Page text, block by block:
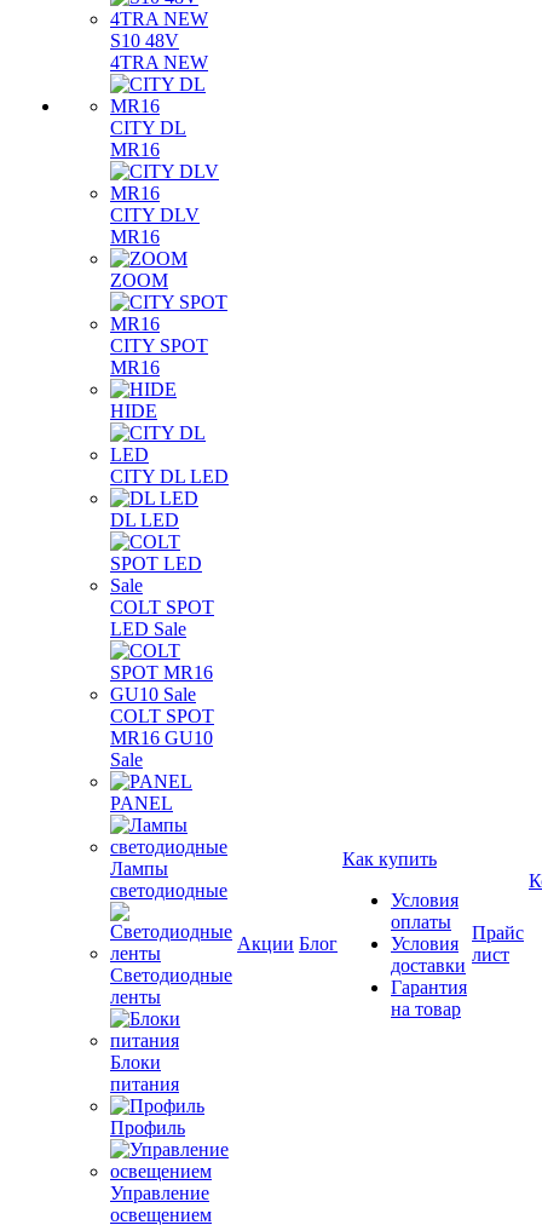
S10 48V
4TRA NEW
CITY DL
MR16
CITY DLV
MR16
ZOOM
CITY SPOT
MR16
HIDE
CITY DL LED
DL LED
COLT SPOT
LED Sale
COLT SPOT
MR16 GU10
Sale
PANEL
Лампы
светодиодные
Светодиодные
ленты
Блоки
питания
Профиль
Управление
освещением
Акции Блог
Как купить
Условия
оплаты
Условия
доставки
Гарантия
на товар
Прайс
лист